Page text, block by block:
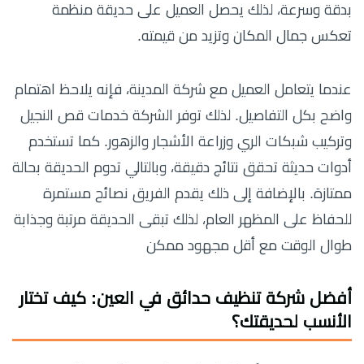
بدقة وسرعة، لذلك يحصل العميل على حديقة منظمة
تعكس جمال المكان وتزيد من قيمته.
عندما يتعامل العميل مع شركة المدينة، فإنه يلاحظ اهتمام
واضح بكل التفاصيل. لذلك توفر الشركة خدمات قص النجيل
وتركيب شبكات الري وزراعة الأشجار والزهور. كما تستخدم
أدوات حديثة تحقق نتائج دقيقة، وبالتالي تدوم الحديقة بحالة
ممتازة. بالإضافة إلى ذلك يقدم الفريق نصائح مستمرة
للحفاظ على المظهر العام، لذلك تبقى الحديقة مرتبة وجذابة
طوال الوقت مع أقل مجهود ممكن
أفضل شركة تنظيف حدائق في العين: كيف تختار
الأنسب لحديقتك؟